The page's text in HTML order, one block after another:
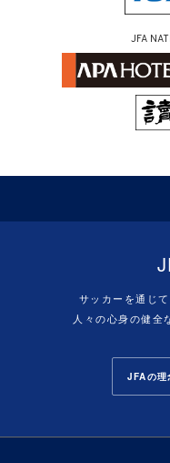
JFA
（ページの先頭へ）
サッカーを通じ
人々の心身の健全
JFAの理